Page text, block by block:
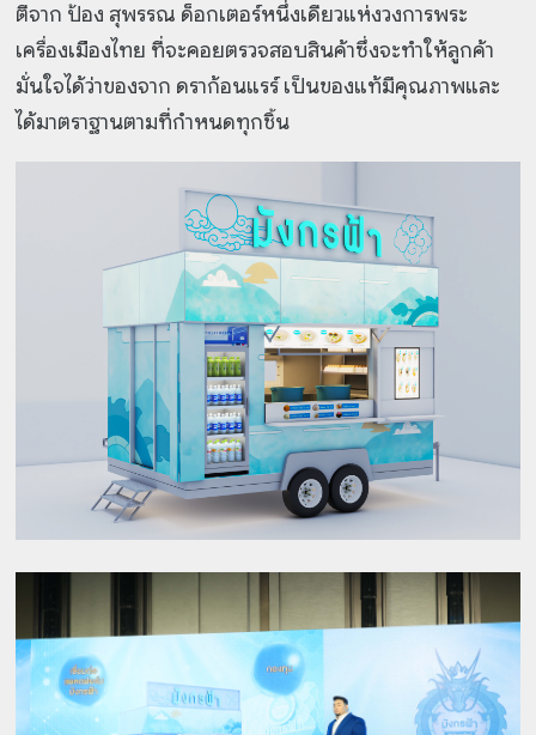
ตีจาก ป้อง สุพรรณ ด็อกเตอร์หนึ่งเดียวแห่งวงการพระ
เครื่องเมืองไทย ที่จะคอยตรวจสอบสินค้าซึ่งจะทำให้ลูกค้า
มั่นใจได้ว่าของจาก ดราก้อนแรร์ เป็นของแท้มีคุณภาพและ
ได้มาตราฐานตามที่กำหนดทุกชิ้น